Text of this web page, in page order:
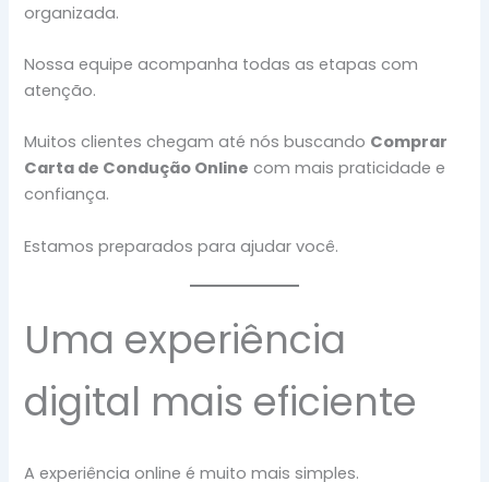
organizada.
Nossa equipe acompanha todas as etapas com
atenção.
Muitos clientes chegam até nós buscando Comprar
Carta de Condução Online com mais praticidade e
confiança.
Estamos preparados para ajudar você.
Uma experiência
digital mais eficiente
A experiência online é muito mais simples.